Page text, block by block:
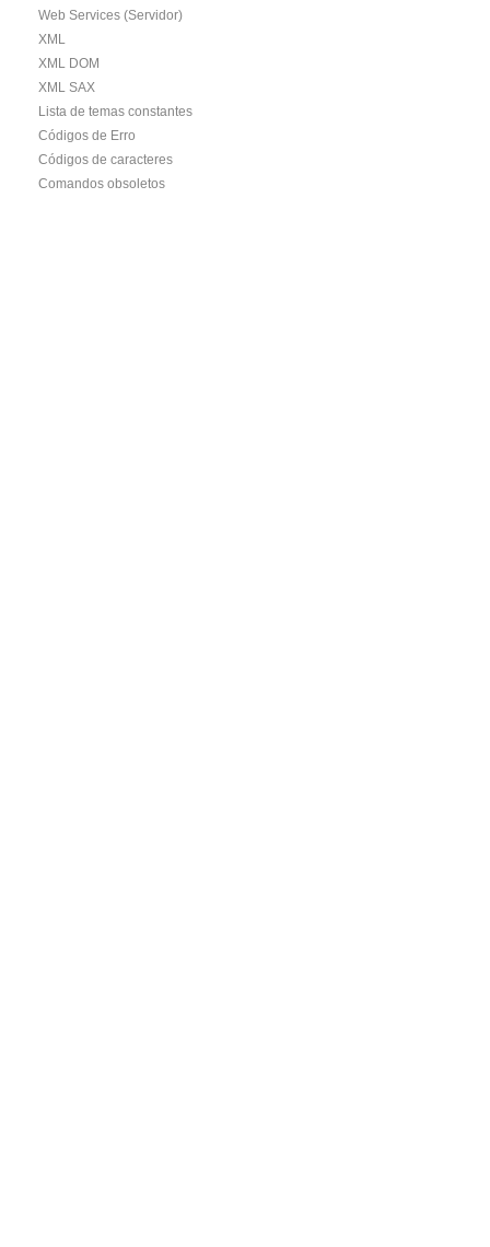
Web Services (Servidor)
XML
XML DOM
XML SAX
Lista de temas constantes
Códigos de Erro
Códigos de caracteres
Comandos obsoletos